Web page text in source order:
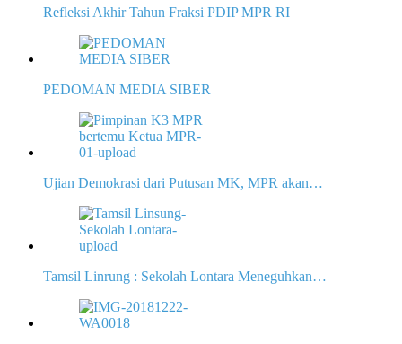
Refleksi Akhir Tahun Fraksi PDIP MPR RI
PEDOMAN MEDIA SIBER
Ujian Demokrasi dari Putusan MK, MPR akan…
Tamsil Linrung : Sekolah Lontara Meneguhkan…